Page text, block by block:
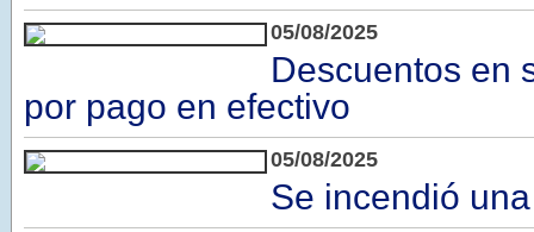
05/08/2025
Descuentos en
por pago en efectivo
05/08/2025
Se incendió